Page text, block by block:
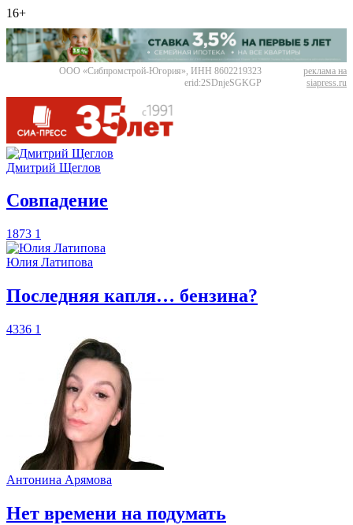
16+
ООО «Сибпромстрой-Югория», ИНН 8602219323
erid:2SDnjeSGKGP
реклама на
siapress.ru
Дмитрий Щеглов
​Совпадение
1873 1
Юлия Латипова
​Последняя капля… бензина?
4336 1
Антонина Арямова
​Нет времени на подумать